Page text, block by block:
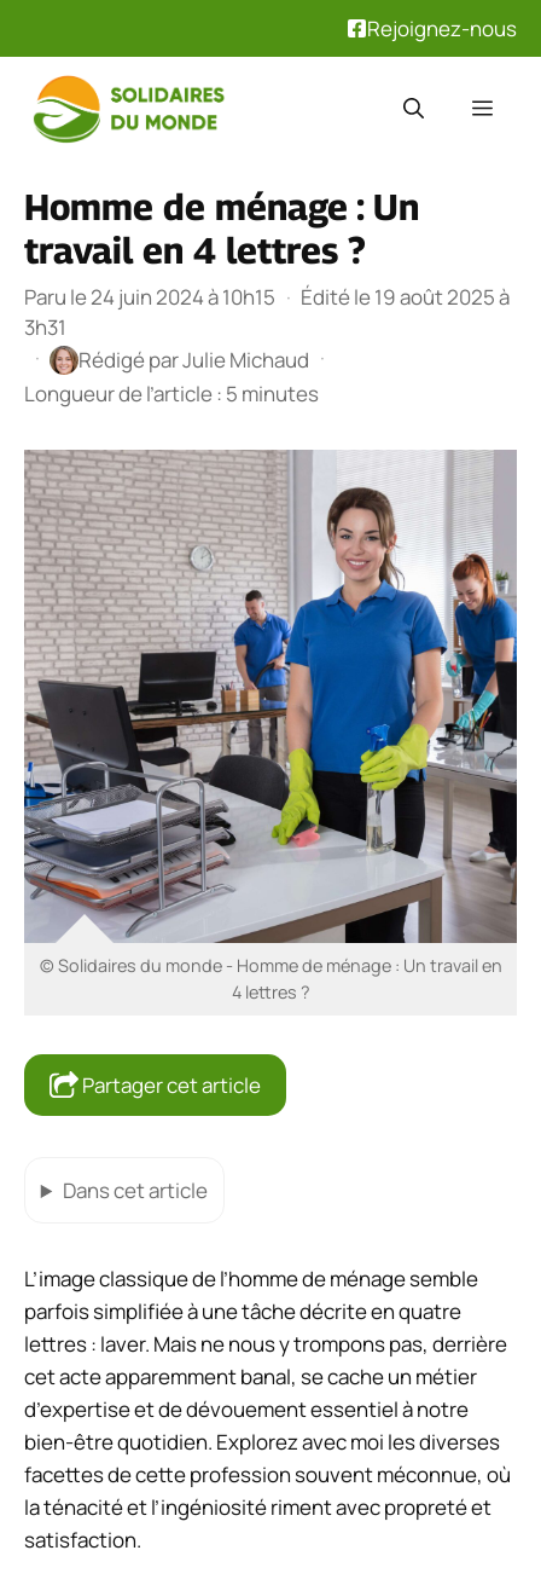
Rejoignez-nous
contenu
Homme de ménage : Un
travail en 4 lettres ?
Paru le 24 juin 2024 à 10h15 · Édité le 19 août 2025 à
3h31
·
Rédigé parJulie Michaud ·
Longueur de l’article : 5 minutes
© Solidaires du monde - Homme de ménage : Un travail en
4 lettres ?
Partager cet article
Dans cet article
L’image classique de l’homme de ménage semble
parfois simplifiée à une tâche décrite en quatre
lettres : laver. Mais ne nous y trompons pas, derrière
cet acte apparemment banal, se cache un métier
d’expertise et de dévouement essentiel à notre
bien-être quotidien. Explorez avec moi les diverses
facettes de cette profession souvent méconnue, où
la ténacité et l’ingéniosité riment avec propreté et
satisfaction.